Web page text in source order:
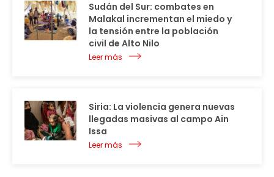
Sudán del Sur: combates en
Malakal incrementan el miedo y
la tensión entre la población
civil de Alto Nilo
Leer más
Siria: La violencia genera nuevas
llegadas masivas al campo Ain
Issa
Leer más